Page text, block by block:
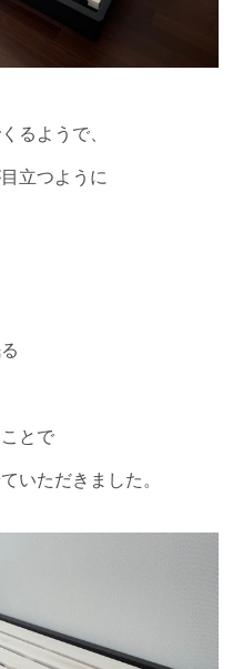
るようで、
立つように
とで
いただきました。